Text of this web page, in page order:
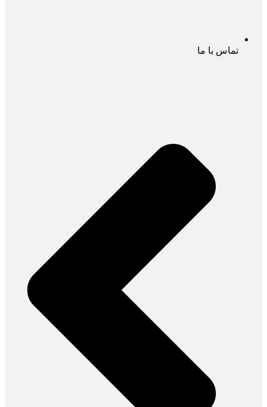
تماس با ما